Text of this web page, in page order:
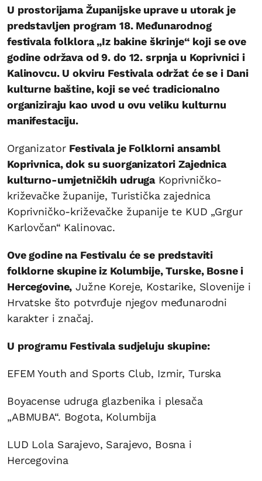
U prostorijama Županijske uprave u utorak je
predstavljen program 18. Međunarodnog
festivala folklora „Iz bakine škrinje“ koji se ove
godine održava od 9. do 12. srpnja u Koprivnici i
Kalinovcu. U okviru Festivala održat će se i Dani
kulturne baštine, koji se već tradicionalno
organiziraju kao uvod u ovu veliku kulturnu
manifestaciju.
Organizator Festivala je Folklorni ansambl
Koprivnica, dok su suorganizatori Zajednica
kulturno-umjetničkih udrugaKoprivničko-
križevačke županije, Turistička zajednica
Koprivničko-križevačke županije te KUD „Grgur
Karlovčan“ Kalinovac.
Ove godine na Festivalu će se predstaviti
folklorne skupine iz Kolumbije, Turske, Bosne i
Hercegovine, Južne Koreje, Kostarike, Slovenije i
Hrvatske što potvrđuje njegov međunarodni
karakter i značaj.
U programu Festivala sudjeluju skupine:
EFEM Youth and Sports Club, Izmir, Turska
Boyacense udruga glazbenika i plesača
„ABMUBA“. Bogota, Kolumbija
LUD Lola Sarajevo, Sarajevo, Bosna i
Hercegovina